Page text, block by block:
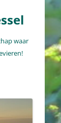
waar